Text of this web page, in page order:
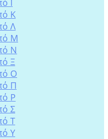
Ι
Κ
Λ
Μ
Ν
Ξ
Ο
Π
Ρ
Σ
Τ
Υ